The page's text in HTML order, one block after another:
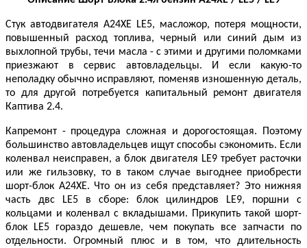
Стук автодвигателя A24XE LE5, масложор, потеря мощности,
повышенный расход топлива, черный или синий дым из
выхлопной трубы, течи масла - с этими и другими поломками
приезжают в сервис автовладельцы. И если какую-то
неполадку обычно исправляют, поменяв изношенную деталь,
то для другой потребуется капитальный ремонт двигателя
Каптива 2.4.
Капремонт - процедура сложная и дорогостоящая. Поэтому
большинство автовладельцев ищут способы сэкономить. Если
коленвал неисправен, а блок двигателя LE9 требует расточки
или же гильзовку, то в таком случае выгоднее приобрести
шорт-блок A24XE. Что он из себя представляет? Это нижняя
часть двс LE5 в сборе: блок цилиндров LE9, поршни с
кольцами и коленвал с вкладышами. Прикупить такой шорт-
блок LE5 гораздо дешевле, чем покупать все запчасти по
отдельности. Огромный плюс и в том, что длительность